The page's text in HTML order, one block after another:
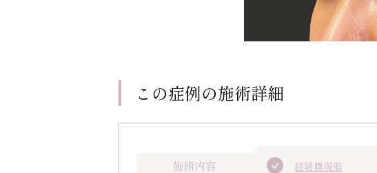
この症例の施術詳細
施術内容 経結膜脱脂